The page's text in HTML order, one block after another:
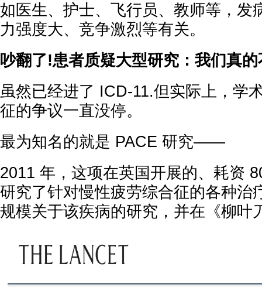
如医生、护士、飞行员、教师等，发
力强度大、竞争激烈等有关。
吵翻了!患者质疑大型研究：我们真
虽然已经进了 ICD-11.但实际上，学
征的争议一直没停。
最为知名的就是 PACE 研究——
2011 年，这项在英国开展的、耗资
研究了针对慢性疲劳综合征的各种治
规模关于该疾病的研究，并在《柳叶